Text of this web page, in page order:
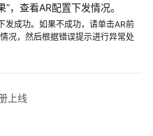
，查看AR配置下发情况。
发成功。如果不成功，请单击AR前
况，然后根据错误提示进行异常处
上线